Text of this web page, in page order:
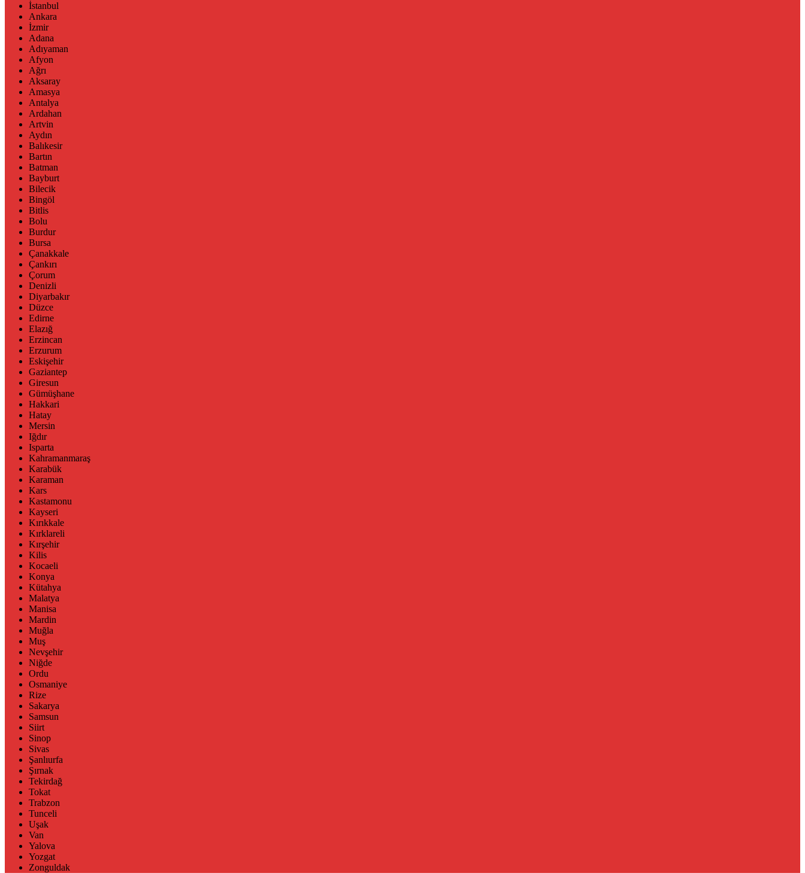
İstanbul
Ankara
İzmir
Adana
Adıyaman
Afyon
Ağrı
Aksaray
Amasya
Antalya
Ardahan
Artvin
Aydın
Balıkesir
Bartın
Batman
Bayburt
Bilecik
Bingöl
Bitlis
Bolu
Burdur
Bursa
Çanakkale
Çankırı
Çorum
Denizli
Diyarbakır
Düzce
Edirne
Elazığ
Erzincan
Erzurum
Eskişehir
Gaziantep
Giresun
Gümüşhane
Hakkari
Hatay
Mersin
Iğdır
Isparta
Kahramanmaraş
Karabük
Karaman
Kars
Kastamonu
Kayseri
Kırıkkale
Kırklareli
Kırşehir
Kilis
Kocaeli
Konya
Kütahya
Malatya
Manisa
Mardin
Muğla
Muş
Nevşehir
Niğde
Ordu
Osmaniye
Rize
Sakarya
Samsun
Siirt
Sinop
Sivas
Şanlıurfa
Şırnak
Tekirdağ
Tokat
Trabzon
Tunceli
Uşak
Van
Yalova
Yozgat
Zonguldak